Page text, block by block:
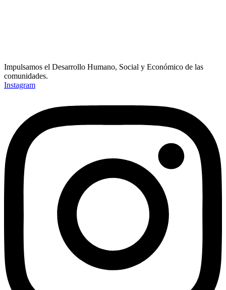
Impulsamos el Desarrollo Humano, Social y Económico de las
comunidades.
Instagram